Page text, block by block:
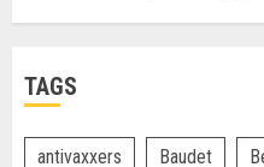
TAGS
antivaxxers Baudet